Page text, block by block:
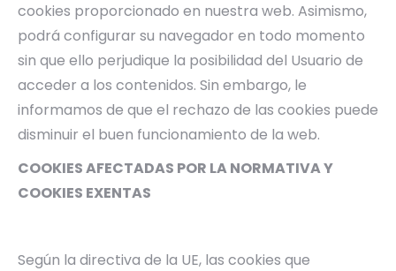
cookies proporcionado en nuestra web. Asimismo,
podrá configurar su navegador en todo momento
sin que ello perjudique la posibilidad del Usuario de
acceder a los contenidos. Sin embargo, le
informamos de que el rechazo de las cookies puede
disminuir el buen funcionamiento de la web.
COOKIES AFECTADAS POR LA NORMATIVA Y
COOKIES EXENTAS
Según la directiva de la UE, las cookies que